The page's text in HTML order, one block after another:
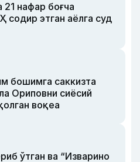
нафар боғча
содир этган аёлга суд
бошимга саккизта
Ориповни сиёсий
воқеа
ўтган ва “Изварино